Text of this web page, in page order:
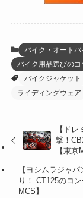
(32)
(1)
(1)
バイク・オート
バイク用品選びのコ
バイクジャケット
ライディングウェア
【ド
撃！
【東京
【ヨシムラジャ
り！ CT125のコ
MCS】